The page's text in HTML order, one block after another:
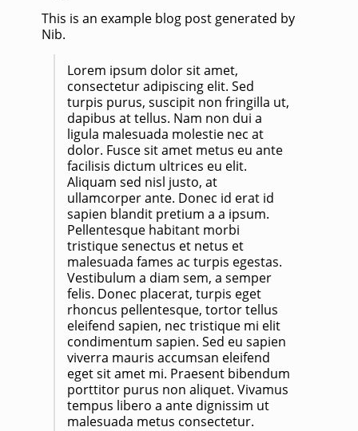
This is an example blog post generated by
Nib.
Lorem ipsum dolor sit amet,
consectetur adipiscing elit. Sed
turpis purus, suscipit non fringilla ut,
dapibus at tellus. Nam non dui a
ligula malesuada molestie nec at
dolor. Fusce sit amet metus eu ante
facilisis dictum ultrices eu elit.
Aliquam sed nisl justo, at
ullamcorper ante. Donec id erat id
sapien blandit pretium a a ipsum.
Pellentesque habitant morbi
tristique senectus et netus et
malesuada fames ac turpis egestas.
Vestibulum a diam sem, a semper
felis. Donec placerat, turpis eget
rhoncus pellentesque, tortor tellus
eleifend sapien, nec tristique mi elit
condimentum sapien. Sed eu sapien
viverra mauris accumsan eleifend
eget sit amet mi. Praesent bibendum
porttitor purus non aliquet. Vivamus
tempus libero a ante dignissim ut
malesuada metus consectetur.